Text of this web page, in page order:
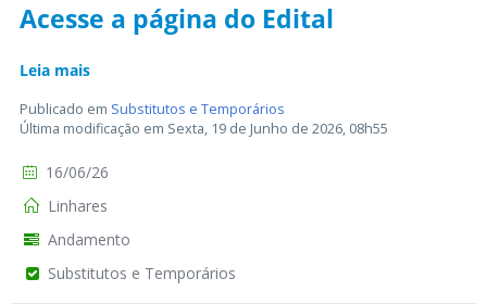
Acesse a página do Edital
Leia mais
Publicado em Substitutos e Temporários
Última modificação em Sexta, 19 de Junho de 2026, 08h55
16/06/26
Linhares
Andamento
Substitutos e Temporários